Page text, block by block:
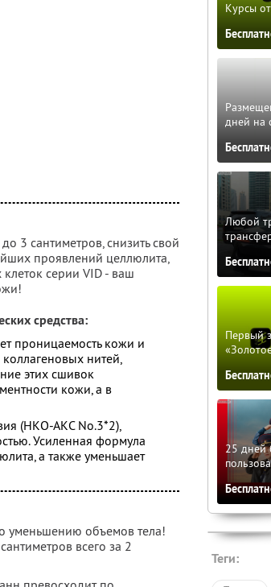
3 сантиметров, снизить свой
проявлений целлюлита,
серии VID - ваш
средства:
проницаемость кожи и
нитей,
этих сшивок
кожи, а в
(НКО-АКС No.3*2),
Усиленная формула
а также уменьшает
уменьшению объемов тела!
всего за 2
Курсы
дней на
Любой
Первый
25 дней
Теги: